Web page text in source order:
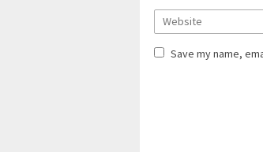
Save my name,